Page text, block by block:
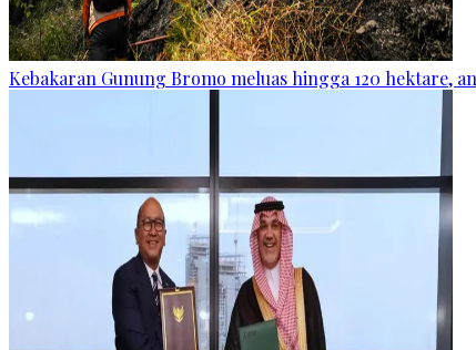
Kebakaran Gunung Bromo meluas hingga 120 hektare,